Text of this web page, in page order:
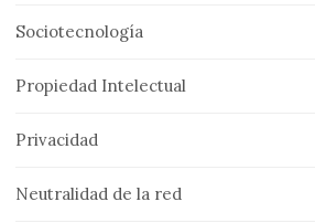
Sociotecnología
Propiedad Intelectual
Privacidad
Neutralidad de la red